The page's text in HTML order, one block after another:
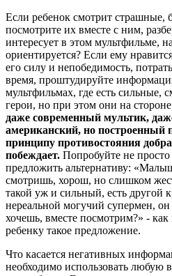
Если ребенок смотрит страшные,
посмотрите их вместе с ним,
интересует в этом мультфильме,
ориентируется? Если ему
его силу и непобедимость,
время, проштудируйте
мультфильмах, где есть сильные,
герои, но при этом они на
даже современный мультик,
американский, но построенный
принципу противостояния добра
побеждает. Попробуйте не просто
предложить альтернативу:
смотришь, хорош, но слишком
такой уж и сильный, есть другой
нереальной могучий супермен, он
хочешь, вместе посмотрим?» -
ребенку такое предложение.
Что касается негативных
необходимо использовать любую